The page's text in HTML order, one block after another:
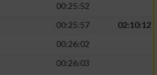
00:25:52
00:25:57
02:10:12
00:26:02
00:26:03